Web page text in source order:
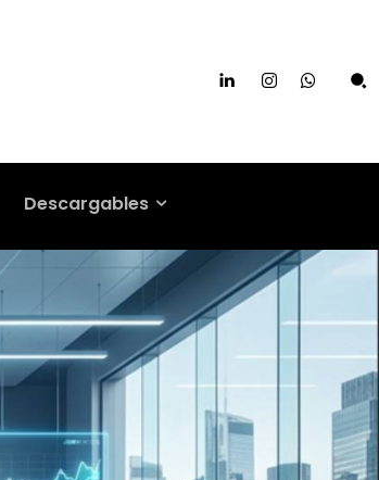
Descargables